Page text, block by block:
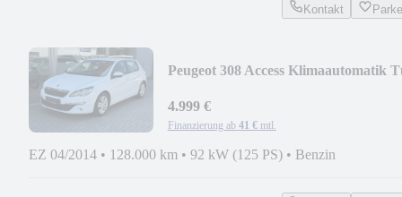
Kontakt
Peugeot 308 Access Klimaautomatik
4.999 €
Finanzierung ab 41 € mtl.
EZ 04/2014 • 128.000 km • 92 kW (125 PS) • Benzin